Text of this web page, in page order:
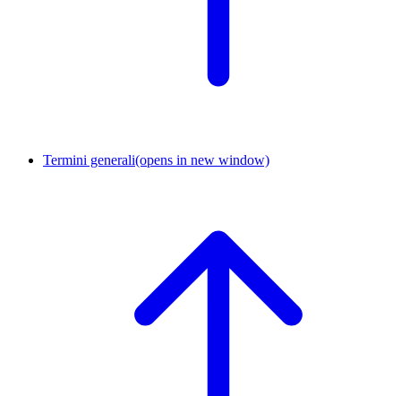
Termini generali(opens in new window)